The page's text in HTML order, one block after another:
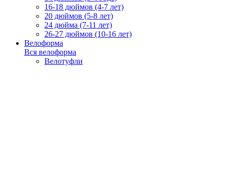
16-18 дюймов (4-7 лет)
20 дюймов (5-8 лет)
24 дюйма (7-11 лет)
26-27 дюймов (10-16 лет)
Велоформа
Вся велоформа
Велотуфли